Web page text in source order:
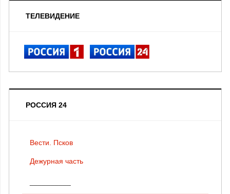
ТЕЛЕВИДЕНИЕ
РОССИЯ 24
Вести. Псков
Дежурная часть